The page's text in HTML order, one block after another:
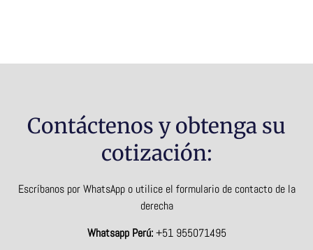
Contáctenos y obtenga su
cotización:
Escríbanos por WhatsApp o utilice el formulario de contacto de la
derecha
Whatsapp Perú:+51 955071495